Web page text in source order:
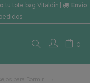
tu tote bag Vitaldin |
Envío
Search 0